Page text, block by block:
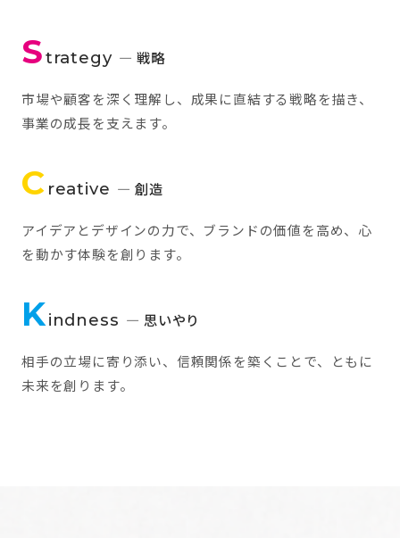
Strategy — 戦略
市場や顧客を深く理解し、成果に直結する戦略を描き、
事業の成長を支えます。
C reative — 創造
アイデアとデザインの力で、ブランドの価値を高め、心
を動かす体験を創ります。
Kindness — 思いやり
相手の立場に寄り添い、信頼関係を築くことで、ともに
未来を創ります。